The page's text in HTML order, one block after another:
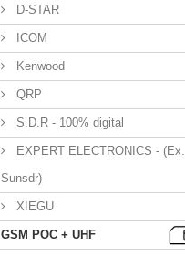
D-STAR
ICOM
Kenwood
QRP
S.D.R - 100% digital
EXPERT ELECTRONICS - (Ex.
Sunsdr)
XIEGU
GSM POC + UHF